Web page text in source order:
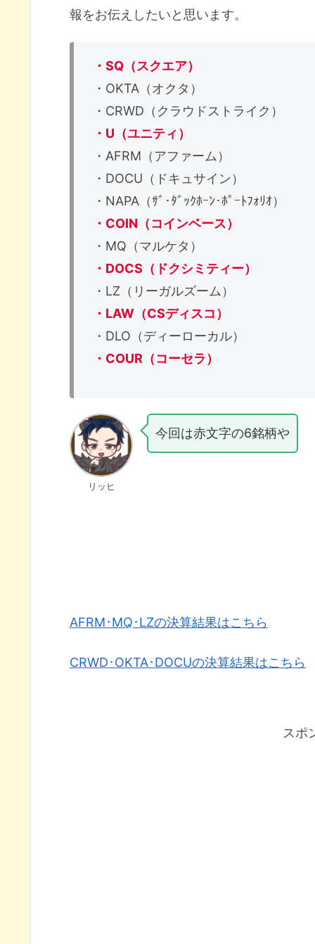
報をお伝えしたいと思います。
・SQ（スクエア）
・OKTA（オクタ）
・CRWD（クラウドストライク）
・U（ユニティ）
・AFRM（アファーム）
・DOCU（ドキュサイン）
・NAPA（ｻﾞ･ﾀﾞｯｸﾎｰﾝ･ﾎﾟｰﾄﾌｫﾘｵ）
・COIN（コインベース）
・MQ（マルケタ）
・DOCS（ドクシミティー）
・LZ（リーガルズーム）
・LAW（CSディスコ）
・DLO（ディーローカル）
・COUR（コーセラ）
リッヒ
今回は赤文字の6銘柄や
AFRM･MQ･LZの決算結果はこちら
CRWD･OKTA･DOCUの決算結果はこちら
スポ